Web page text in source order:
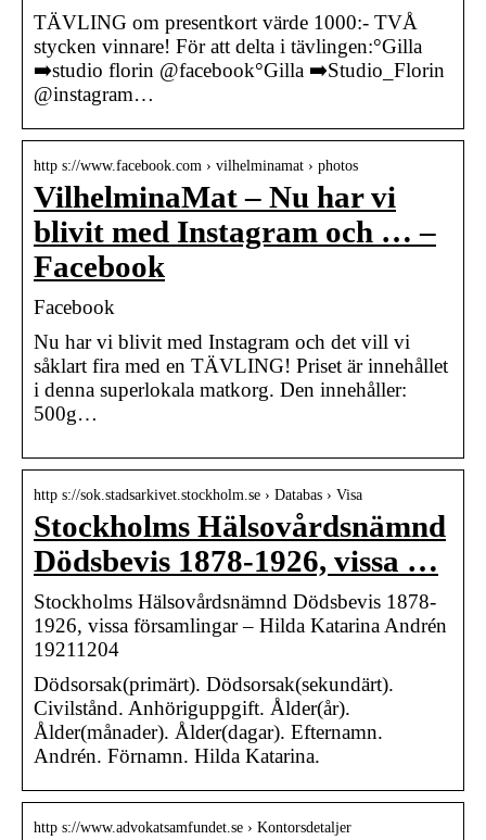
TÄVLING om presentkort värde 1000:- TVÅ
stycken vinnare! För att delta i tävlingen:°Gilla
➡️studio florin @facebook°Gilla ➡️Studio_Florin
@instagram…
http s://www.facebook.com › vilhelminamat › photos
VilhelminaMat – Nu har vi
blivit med Instagram och … –
Facebook
Facebook
Nu har vi blivit med Instagram och det vill vi
såklart fira med en TÄVLING! Priset är innehållet
i denna superlokala matkorg. Den innehåller:
500g…
http s://sok.stadsarkivet.stockholm.se › Databas › Visa
Stockholms Hälsovårdsnämnd
Dödsbevis 1878-1926, vissa …
Stockholms Hälsovårdsnämnd Dödsbevis 1878-
1926, vissa församlingar – Hilda Katarina Andrén
19211204
Dödsorsak(primärt). Dödsorsak(sekundärt).
Civilstånd. Anhöriguppgift. Ålder(år).
Ålder(månader). Ålder(dagar). Efternamn.
Andrén. Förnamn. Hilda Katarina.
http s://www.advokatsamfundet.se › Kontorsdetaljer